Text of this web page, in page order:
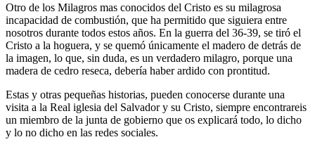
Otro de los Milagros mas conocidos del Cristo es su milagrosa
incapacidad de combustión, que ha permitido que siguiera entre
nosotros durante todos estos años. En la guerra del 36-39, se tiró el
Cristo a la hoguera, y se quemó únicamente el madero de detrás de
la imagen, lo que, sin duda, es un verdadero milagro, porque una
madera de cedro reseca, debería haber ardido con prontitud.
Estas y otras pequeñas historias, pueden conocerse durante una
visita a la Real iglesia del Salvador y su Cristo, siempre encontrareis
un miembro de la junta de gobierno que os explicará todo, lo dicho
y lo no dicho en las redes sociales.